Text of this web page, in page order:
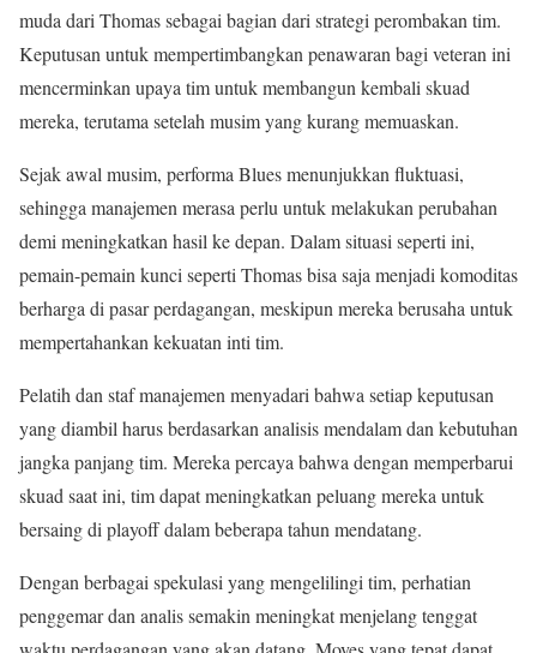
muda dari Thomas sebagai bagian dari strategi perombakan tim.
Keputusan untuk mempertimbangkan penawaran bagi veteran ini
mencerminkan upaya tim untuk membangun kembali skuad
mereka, terutama setelah musim yang kurang memuaskan.
Sejak awal musim, performa Blues menunjukkan fluktuasi,
sehingga manajemen merasa perlu untuk melakukan perubahan
demi meningkatkan hasil ke depan. Dalam situasi seperti ini,
pemain-pemain kunci seperti Thomas bisa saja menjadi komoditas
berharga di pasar perdagangan, meskipun mereka berusaha untuk
mempertahankan kekuatan inti tim.
Pelatih dan staf manajemen menyadari bahwa setiap keputusan
yang diambil harus berdasarkan analisis mendalam dan kebutuhan
jangka panjang tim. Mereka percaya bahwa dengan memperbarui
skuad saat ini, tim dapat meningkatkan peluang mereka untuk
bersaing di playoff dalam beberapa tahun mendatang.
Dengan berbagai spekulasi yang mengelilingi tim, perhatian
penggemar dan analis semakin meningkat menjelang tenggat